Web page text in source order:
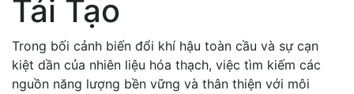
Tái Tạo
Trong bối cảnh biến đổi khí hậu toàn cầu và sự cạn
kiệt dần của nhiên liệu hóa thạch, việc tìm kiếm các
nguồn năng lượng bền vững và thân thiện với môi